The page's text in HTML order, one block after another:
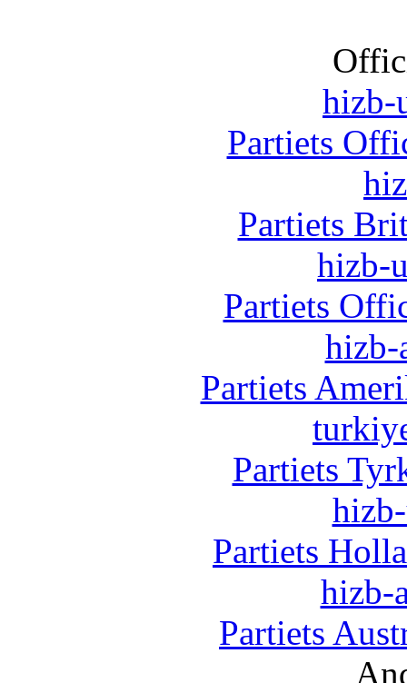
hizb-
Partiets
Partiets
hizb-
Partiets
hizb-
Partiets
Partiets
Partiets
hizb-
Partiets